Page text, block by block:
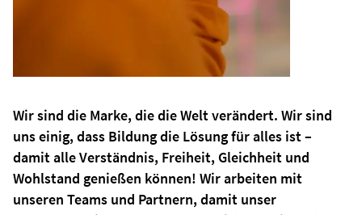
Wir sind die Marke, die die Welt verändert. Wir sind
uns einig, dass Bildung die Lösung für alles ist –
damit alle Verständnis, Freiheit, Gleichheit und
Wohlstand genießen können! Wir arbeiten mit
unseren Teams und Partnern, damit unser